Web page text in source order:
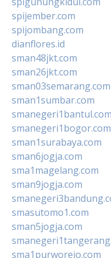
spijember.com
spijombang.com
dianflores.id
sman48jkt.com
sman26jkt.com
sman03semarang.com
sman1sumbar.com
smanegeri1bantul.com
smanegeri1bogor.com
sman1surabaya.com
sman6jogja.com
sma1magelang.com
sman9jogja.com
smasutomo1.com
sman5jogja.com
sma1purworejo.com